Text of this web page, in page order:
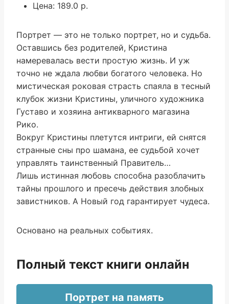
Цена: 189.0 р.
Портрет — это не только портрет, но и судьба.
Оставшись без родителей, Кристина
намеревалась вести простую жизнь. И уж
точно не ждала любви богатого человека. Но
мистическая роковая страсть спаяла в тесный
клубок жизни Кристины, уличного художника
Густаво и хозяина антикварного магазина
Рико.
Вокруг Кристины плетутся интриги, ей снятся
странные сны про шамана, ее судьбой хочет
управлять таинственный Правитель…
Лишь истинная любовь способна разоблачить
тайны прошлого и пресечь действия злобных
завистников. А Новый год гарантирует чудеса.
Основано на реальных событиях.
Полный текст книги онлайн
Портрет на память